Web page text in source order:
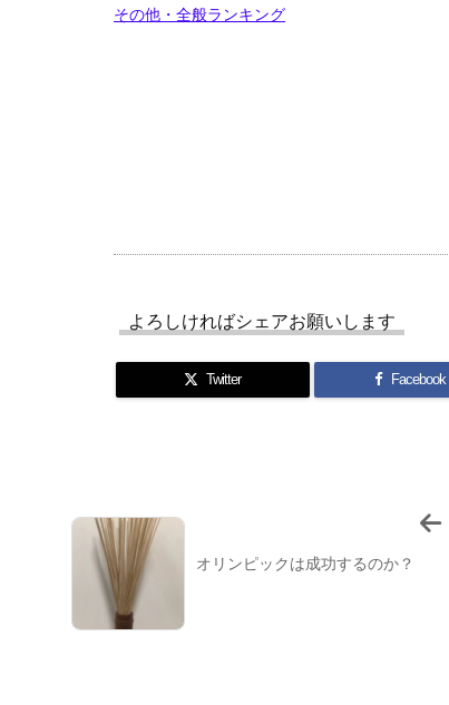
その他・全般ランキング
よろしければシェアお願いします
Twitter Facebook
オリンピックは成功するのか？